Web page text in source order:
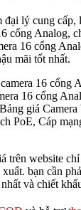
lý cung cấp,
cổng Analog,
16 cổng
mãi tốt nhất.
16 cổng
16 cổng
giá
PoE, Cáp
trên website
bạn cần
và chiết